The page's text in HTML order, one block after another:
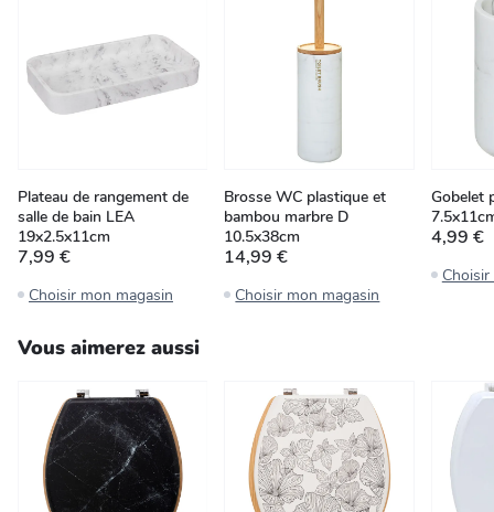
Plateau de rangement de
salle de bain LEA
19x2.5x11cm
7,99 €
Choisir mon magasin
Brosse WC plastique et
bambou marbre D
10.5x38cm
14,99 €
Choisir mon magasin
Gobelet
4,99 €
Vous aimerez aussi